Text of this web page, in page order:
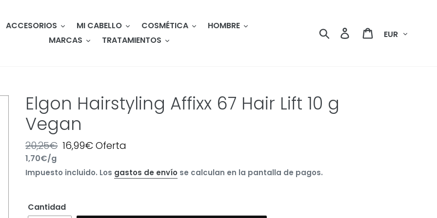
ACCESORIOS MI CABELLO COSMÉTICA
HOMBRE
MARCAS
TRATAMIENTOS
Buscar IngresarCarrito
Elgon Hairstyling Affixx 67 Hair Lift 10 g
Vegan
Precio
habitual
20,25€ Precio
oferta
16,99€Oferta
Precio
unitario
1,70€/por
g
Impuesto incluido. Los gastos de envío se calculan en la pantalla de pagos.
Cantidad